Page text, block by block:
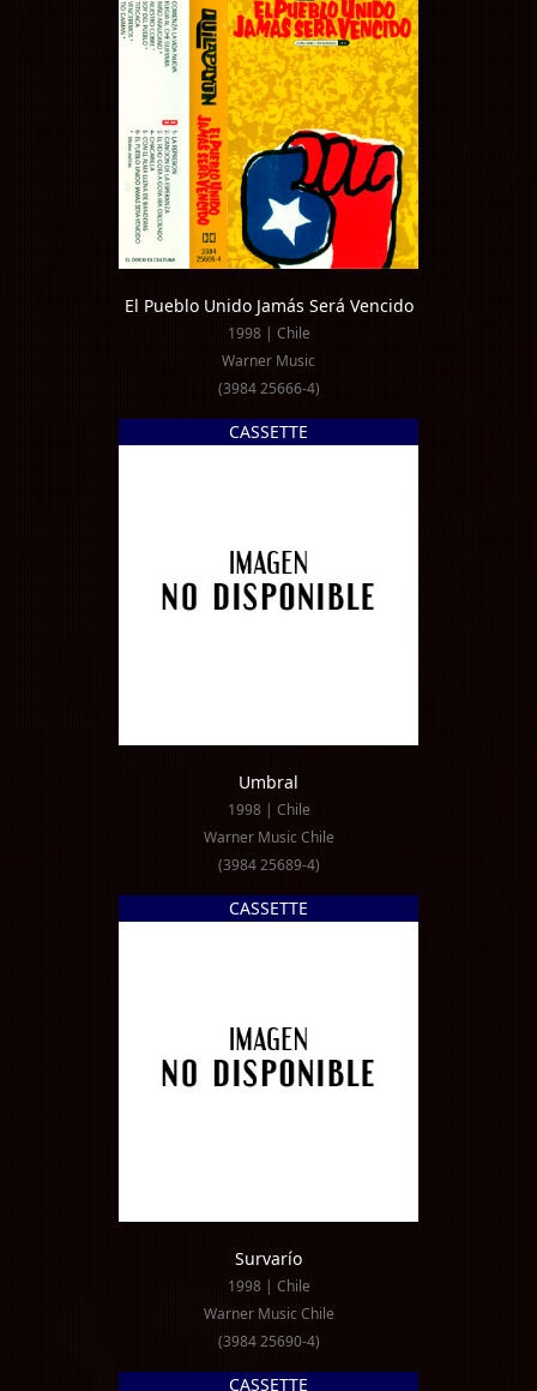
El Pueblo Unido Jamás Será Vencido
1998 | Chile
Warner Music
(3984 25666-4)
CASSETTE
Umbral
1998 | Chile
Warner Music Chile
(3984 25689-4)
CASSETTE
Survarío
1998 | Chile
Warner Music Chile
(3984 25690-4)
CASSETTE